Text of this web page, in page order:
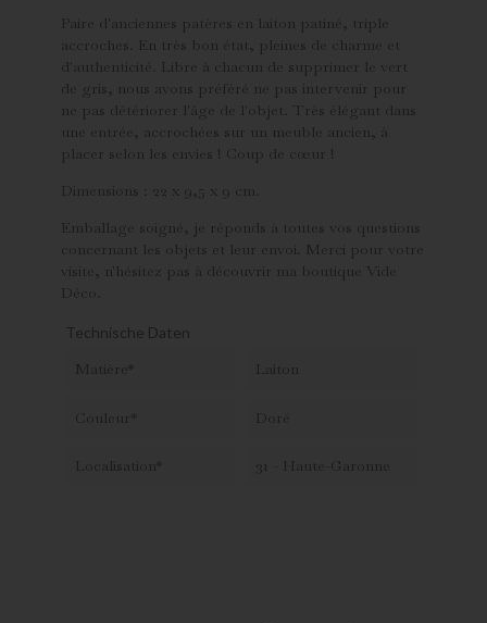
Paire d'anciennes patères en laiton patiné, triple
accroches. En très bon état, pleines de charme et
d'authenticité. Libre à chacun de supprimer le vert
de gris, nous avons préféré ne pas intervenir pour
ne pas détériorer l'âge de l'objet. Très élégant dans
une entrée, accrochées sur un meuble ancien, à
placer selon les envies ! Coup de cœur !
Dimensions : 22 x 9,5 x 9 cm.
Emballage soigné, je réponds à toutes vos questions
concernant les objets et leur envoi. Merci pour votre
visite, n'hésitez pas à découvrir ma boutique Vide
Déco.
Technische Daten
Matière* Laiton
Couleur* Doré
Localisation* 31 - Haute-Garonne